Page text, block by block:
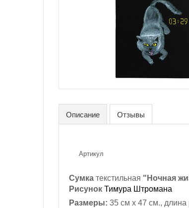
Описание Отзывы
Артикул
Сумка текстильная "Ночная
Рисунок Тимура Штромана
Размеры: 35 см х 47 см., длина